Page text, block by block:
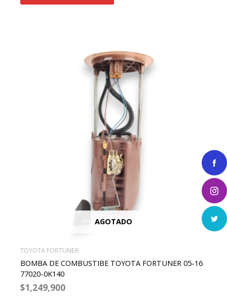
AGOTADO
TOYOTA FORTUNER
BOMBA DE COMBUSTIBE TOYOTA FORTUNER 05-16
77020-0K140
$1,249,900